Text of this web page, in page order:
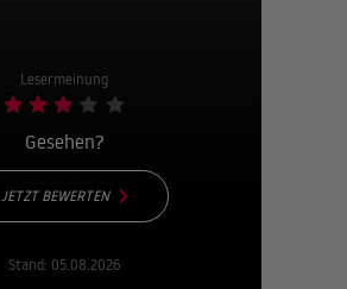
Lesermeinung
Gesehen?
JETZT BEWERTEN
Stand: 05.08.2026